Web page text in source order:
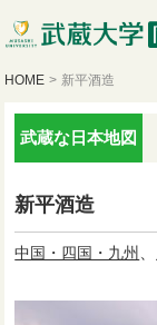
HOME > 新平酒造
武蔵な日本地図
新平酒造
中国・四国・九州